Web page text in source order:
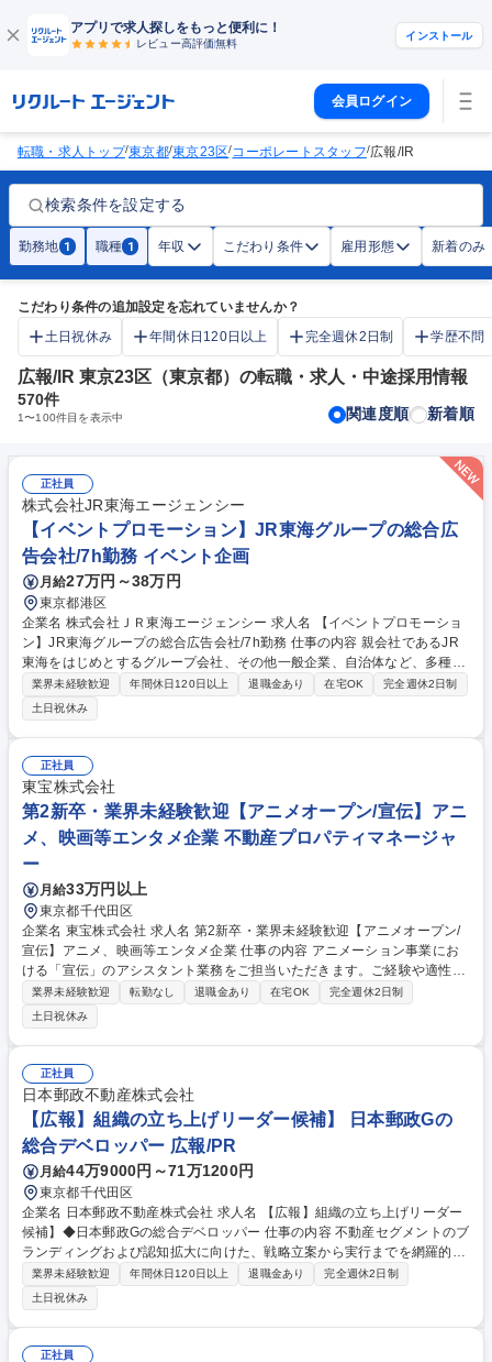
アプリで求人探しをもっと便利に！
レビュー高評価無料
インストール
会員ログイン
転職・求人トップ/東京都/東京23区/コーポレートスタッフ/広報/IR
検索条件を設定する
勤務地 1 職種 1 年収 こだわり条件 雇用形態 新着のみ
こだわり条件の追加設定を忘れていませんか？
土日祝休み
年間休日120日以上 完全週休2日制 学歴不問
広報/IR 東京23区（東京都）の転職・求人・中途採用情報
570件
1〜100件目を表示中 関連度順 新着順
正社員
株式会社JR東海エージェンシー
【イベントプロモーション】JR東海グループの総合広
告会社/7h勤務 イベント企画
月給27万円～38万円
東京都港区
企業名 株式会社ＪＲ東海エージェンシー 求人名 【イベントプロモーショ
ン】JR東海グループの総合広告会社/7h勤務 仕事の内容 親会社であるJR
東海をはじめとするグループ会社、その他一般企業、自治体など、多種多
様なクライアントと関わり、イベントプロモーションの企画・制作・実施
までをリードしていただきます。 【事例紹介】当社は、「JR東海グルー
プの仕事だけをしているのでは？」というイメージをよく持たれますが、
実は違います。クライアントや実施する施策に制限を持たない「総合広告
会社」です。JR東海グループ以外の企業や、地方自治体のコミュニケーシ
ョンなども手掛けています。下記URLより事例紹介をご覧ください！ http
s://www.jrta.co.jp/case2/?tab=0 募集職種 【イベントプロモーション】JR
東海グループの総合広告会社/7h勤務
業界未経験歓迎 年間休日120日以上 退職金あり 在宅OK
完全週休2日制
土日祝休み
正社員
東宝株式会社
第2新卒・業界未経験歓迎【アニメオープン/宣伝】アニ
メ、映画等エンタメ企業 不動産プロパティマネージャ
ー
月給33万円以上
東京都千代田区
企業名 東宝株式会社 求人名 第2新卒・業界未経験歓迎【アニメオープン/
宣伝】アニメ、映画等エンタメ企業 仕事の内容 アニメーション事業にお
ける「宣伝」のアシスタント業務をご担当いただきます。ご経験や適性、
ご希望を考慮し、下記いずれかのポジションに配属されます。 【アニメ企
画アシスタントプロデューサー業務】 アニメーション事業における企画製
作のアシスタント業務をご担当いただきます。クリエイティブ、プロデュ
ース、ビジネス面、音楽 【アニメ宣伝アシスタントプロデューサー業務】
多様なプロモーションで作品を国内外のアニメファンに広くお届けするお
仕事です。宣伝企画、クリエイティブ、デジタルプロモーションイベント
企画など 募集職種 第2新卒・業界未経験歓迎【アニメオープン/宣伝】ア
ニメ、映画等エンタメ企業
業界未経験歓迎 転勤なし 退職金あり 在宅OK
完全週休2日制
土日祝休み
正社員
日本郵政不動産株式会社
【広報】組織の立ち上げリーダー候補】 日本郵政Gの
総合デベロッパー 広報/PR
月給44万9000円～71万1200円
東京都千代田区
企業名 日本郵政不動産株式会社 求人名 【広報】組織の立ち上げリーダー
候補】◆日本郵政Gの総合デベロッパー 仕事の内容 不動産セグメントのブ
ランディングおよび認知拡大に向けた、戦略立案から実行までを網羅的に
お任せします。今後の本格的な事業拡大のため広報・PRの専門組織を1か
ら立ち上げていただきます。 広報・PR戦略の立案： 不動産セグメントお
よび新ブランド（分譲マンション等）の認知度向上のためのロードマップ
策定 メディアコントロール： プレスリリースの企画・執筆・配信、メデ
ィア関係性構築（リレーション構築）、取材対応 外部パートナーコントロ
業界未経験歓迎 年間休日120日以上 退職金あり
完全週休2日制
土日祝休み
正社員